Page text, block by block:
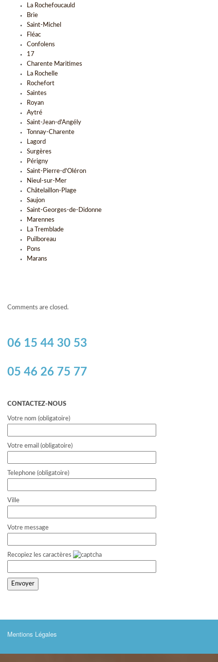
La Rochefoucauld
Brie
Saint-Michel
Fléac
Confolens
17
Charente Maritimes
La Rochelle
Rochefort
Saintes
Royan
Aytré
Saint-Jean-d'Angély
Tonnay-Charente
Lagord
Surgères
Périgny
Saint-Pierre-d'Oléron
Nieul-sur-Mer
Châtelaillon-Plage
Saujon
Saint-Georges-de-Didonne
Marennes
La Tremblade
Puilboreau
Pons
Marans
Comments are closed.
06 15 44 30 53
05 46 26 75 77
CONTACTEZ-NOUS
Votre nom (obligatoire)
Votre email (obligatoire)
Telephone (obligatoire)
Ville
Votre message
Recopiez les caractères
Mentions Légales